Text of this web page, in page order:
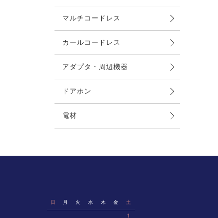
マルチコードレス
カールコードレス
アダプタ・周辺機器
ドアホン
電材
ケーブル（LAN）
配線工具類
日 月 火 水 木 金 土
1